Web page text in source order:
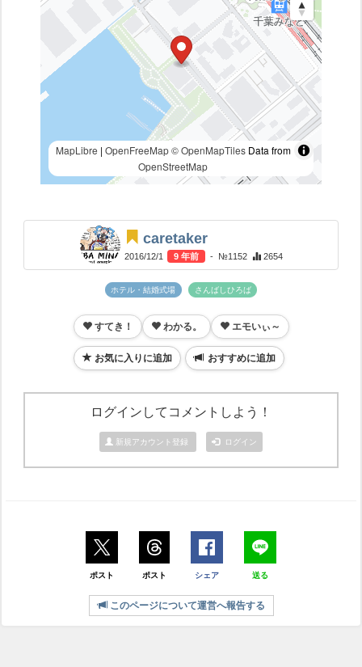
MapLibre | OpenFreeMap © OpenMapTilesData from
OpenStreetMap
caretaker
2016/12/1 9 年前 - №1152 2654
ホテル・結婚式場 さんばしひろば
すてき！ わかる。 エモいぃ～
お気に入りに追加 おすすめに追加
ログインしてコメントしよう！
新規アカウント登録 ログイン
ポスト ポスト シェア 送る
このページについて運営へ報告する